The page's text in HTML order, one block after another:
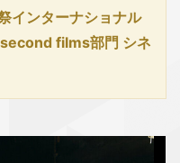
インターナショナル
films部門 シネ